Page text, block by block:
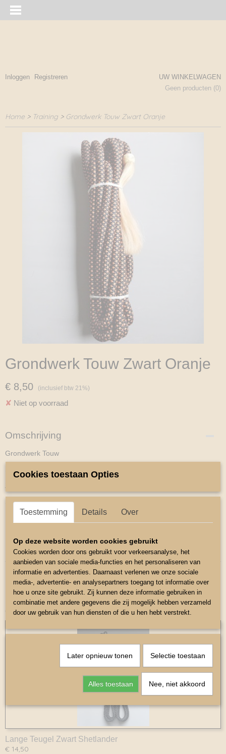
Inloggen Registreren
UW WINKELWAGEN
Geen producten (0)
Home > Training > Grondwerk Touw Zwart Oranje
Grondwerk Touw Zwart Oranje
€ 8,50 (inclusief btw 21%)
✘ Niet op voorraad
Omschrijving
Grondwerk Touw
Stevig lang touw voor grondwerk met karbijnhaak.
Stijve binnenkant voor meer kracht .
Lengte 6.50 meter
Kleur Zwart/Oranje .
Ook interessant
Lange Teugel Zwart Shetlander
€ 14,50
Cookies toestaan Opties
Toestemming Details Over
Op deze website worden cookies gebruikt
Cookies worden door ons gebruikt voor verkeersanalyse, het
aanbieden van sociale media-functies en het personaliseren van
informatie en advertenties. Daarnaast verlenen we onze sociale
media-, advertentie- en analysepartners toegang tot informatie over
hoe u onze site gebruikt. Zij kunnen deze informatie gebruiken in
combinatie met andere gegevens die zij mogelijk hebben verzameld
door uw gebruik van hun diensten of die u hen hebt verstrekt.
Later opnieuw tonen Selectie toestaan
Alles toestaan Nee, niet akkoord